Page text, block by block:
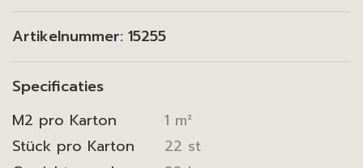
Artikelnummer: 15255
Specificaties
M2 pro Karton
1 m²
Stück pro Karton
22 st